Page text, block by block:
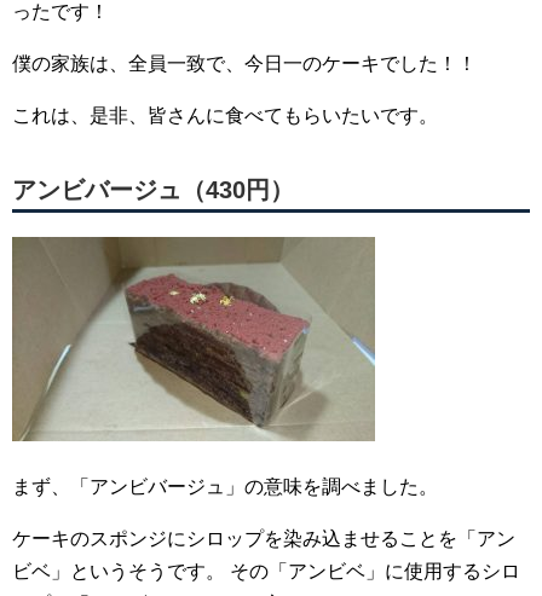
ったです！
僕の家族は、全員一致で、今日一のケーキでした！！
これは、是非、皆さんに食べてもらいたいです。
アンビバージュ（430円）
まず、「アンビバージュ」の意味を調べました。
ケーキのスポンジにシロップを染み込ませることを「アン
ビベ」というそうです。
その「アンビベ」に使用するシロ